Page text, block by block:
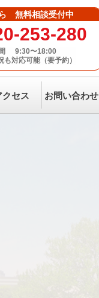
無料相談受付中
253-280
9:30〜18:00
も対応可能（要予約）
クセス お問い合わせ